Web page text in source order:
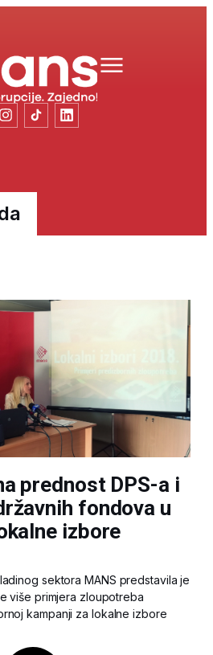
prednost DPS-a i
fondova u
izbore
sektora MANS predstavila je
više primjera zloupotreba
kampanji za lokalne izbore